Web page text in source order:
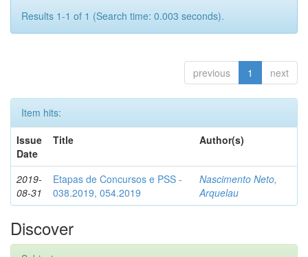
Results 1-1 of 1 (Search time: 0.003 seconds).
previous 1 next
Item hits:
Issue
Date
Title Author(s)
2019-
08-31
Etapas de Concursos e PSS -
038.2019, 054.2019
Nascimento Neto,
Arquelau
Discover